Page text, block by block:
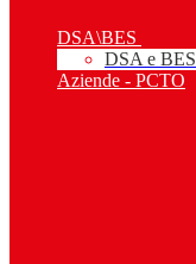
DSA\BES
DSA e BES
Aziende - PCTO